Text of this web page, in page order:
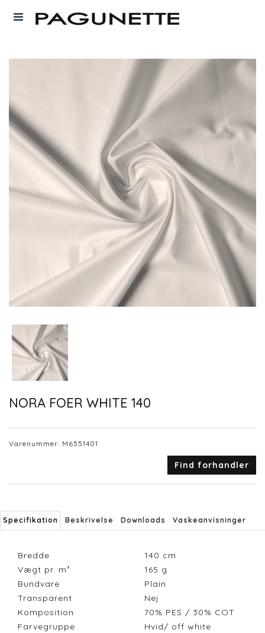
NORA FOER WHITE 140
Varenummer: M6551401
Find forhandler
Specifikation Beskrivelse Downloads Vaskeanvisninger
Bredde 140 cm
Vægt pr. m²
165 g
Bundvare
Plain
Transparent
Nej
Komposition
70% PES / 30% COT
Farvegruppe
Hvid/ off white